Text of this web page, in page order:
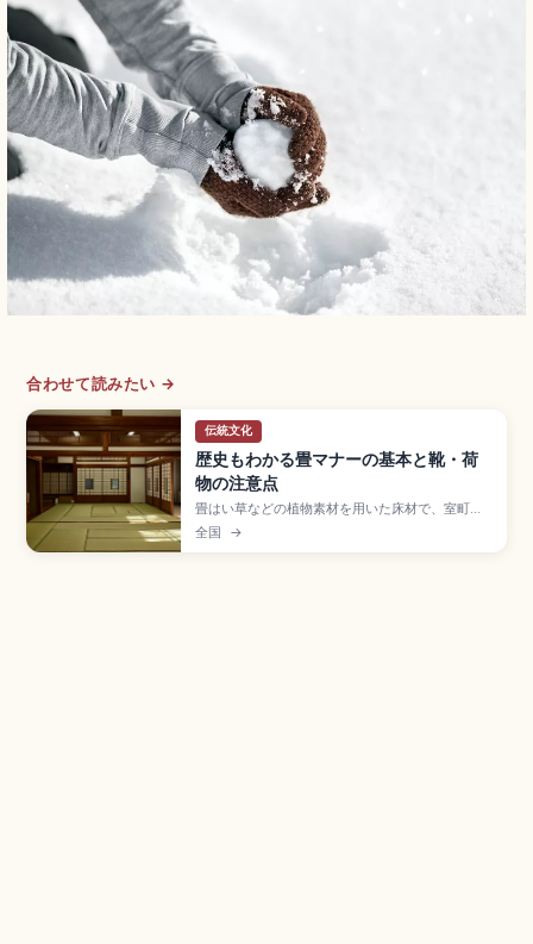
合わせて読みたい →
伝統文化
歴史もわかる畳マナーの基本と靴・荷
物の注意点
畳はい草などの植物素材を用いた床材で、室町時
代以降に部屋全体に敷き詰める形が広まった日本
の住まい文化の象徴。土足禁止で靴は脱いだら出
全国 →